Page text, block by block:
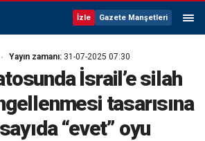
İzle Gazete Manşetleri
Yayın zamanı: 31-07-2025 07:30
İsrail’e silah
tasarısına
“evet” oyu